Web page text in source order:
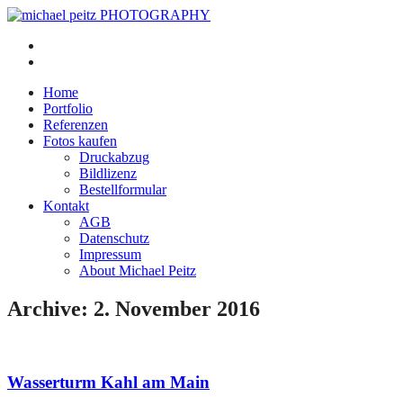
Home
Portfolio
Referenzen
Fotos kaufen
Druckabzug
Bildlizenz
Bestellformular
Kontakt
AGB
Datenschutz
Impressum
About Michael Peitz
Archive: 2. November 2016
Wasserturm Kahl am Main